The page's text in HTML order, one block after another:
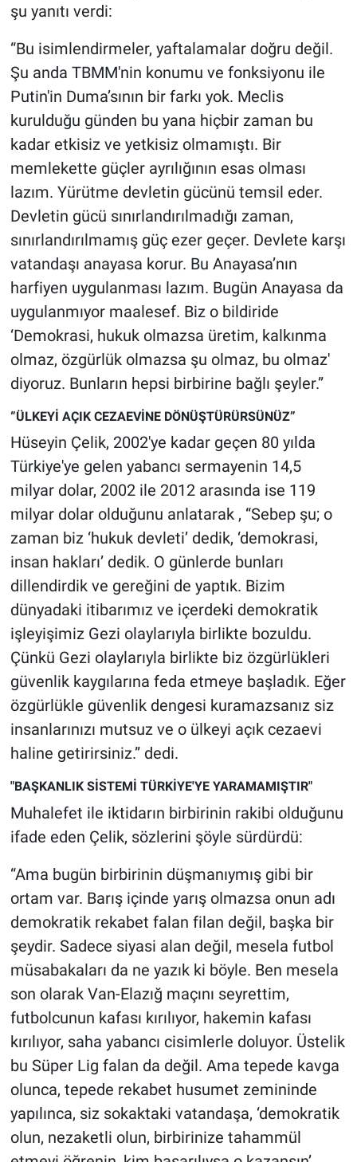
şu yanıtı verdi:
“Bu isimlendirmeler, yaftalamalar doğru değil.
Şu anda TBMM'nin konumu ve fonksiyonu ile
Putin'in Duma’sının bir farkı yok. Meclis
kurulduğu günden bu yana hiçbir zaman bu
kadar etkisiz ve yetkisiz olmamıştı. Bir
memlekette güçler ayrılığının esas olması
lazım. Yürütme devletin gücünü temsil eder.
Devletin gücü sınırlandırılmadığı zaman,
sınırlandırılmamış güç ezer geçer. Devlete karşı
vatandaşı anayasa korur. Bu Anayasa’nın
harfiyen uygulanması lazım. Bugün Anayasa da
uygulanmıyor maalesef. Biz o bildiride
‘Demokrasi, hukuk olmazsa üretim, kalkınma
olmaz, özgürlük olmazsa şu olmaz, bu olmaz'
diyoruz. Bunların hepsi birbirine bağlı şeyler.”
“ÜLKEYİ AÇIK CEZAEVİNE DÖNÜŞTÜRÜRSÜNÜZ”
Hüseyin Çelik, 2002'ye kadar geçen 80 yılda
Türkiye'ye gelen yabancı sermayenin 14,5
milyar dolar, 2002 ile 2012 arasında ise 119
milyar dolar olduğunu anlatarak , “Sebep şu; o
zaman biz ‘hukuk devleti’ dedik, ‘demokrasi,
insan hakları’ dedik. O günlerde bunları
dillendirdik ve gereğini de yaptık. Bizim
dünyadaki itibarımız ve içerdeki demokratik
işleyişimiz Gezi olaylarıyla birlikte bozuldu.
Çünkü Gezi olaylarıyla birlikte biz özgürlükleri
güvenlik kaygılarına feda etmeye başladık. Eğer
özgürlükle güvenlik dengesi kuramazsanız siz
insanlarınızı mutsuz ve o ülkeyi açık cezaevi
haline getirirsiniz.” dedi.
"BAŞKANLIK SİSTEMİ TÜRKİYE'YE YARAMAMIŞTIR"
Muhalefet ile iktidarın birbirinin rakibi olduğunu
ifade eden Çelik, sözlerini şöyle sürdürdü:
“Ama bugün birbirinin düşmanıymış gibi bir
ortam var. Barış içinde yarış olmazsa onun adı
demokratik rekabet falan filan değil, başka bir
şeydir. Sadece siyasi alan değil, mesela futbol
müsabakaları da ne yazık ki böyle. Ben mesela
son olarak Van-Elazığ maçını seyrettim,
futbolcunun kafası kırılıyor, hakemin kafası
kırılıyor, saha yabancı cisimlerle doluyor. Üstelik
bu Süper Lig falan da değil. Ama tepede kavga
olunca, tepede rekabet husumet zemininde
yapılınca, siz sokaktaki vatandaşa, ‘demokratik
olun, nezaketli olun, birbirinize tahammül